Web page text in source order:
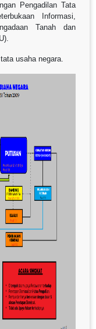
Pengadilan Tata
Informasi,
Tanah dan
usaha negara.